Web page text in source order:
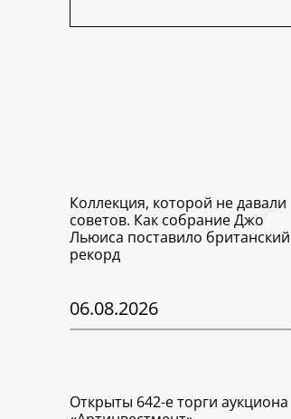
Коллекция, которой не давали
советов. Как собрание Джо
Льюиса поставило британский
рекорд
06.08.2026
Открыты 642-е торги аукциона